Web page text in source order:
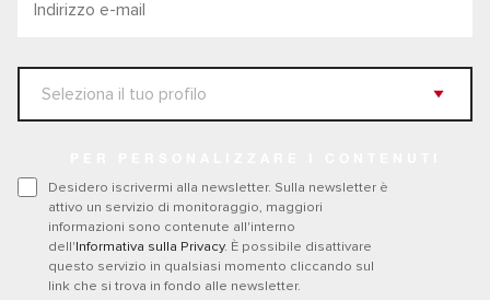
Desidero iscrivermi alla newsletter. Sulla newsletter è
attivo un servizio di monitoraggio, maggiori
informazioni sono contenute all'interno
dell'Informativa sulla Privacy. È possibile disattivare
questo servizio in qualsiasi momento cliccando sul
link che si trova in fondo alle newsletter.